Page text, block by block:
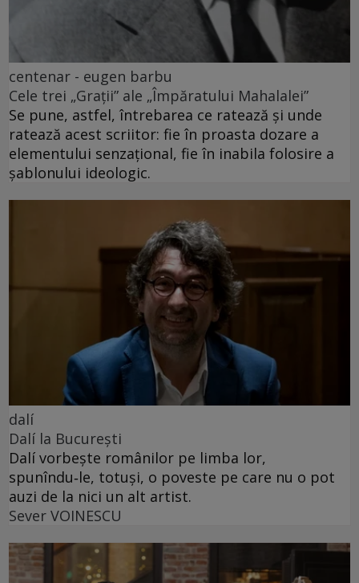
centenar - eugen barbu
Cele trei „Grații” ale „Împăratului Mahalalei”
Se pune, astfel, întrebarea ce ratează și unde
ratează acest scriitor: fie în proasta dozare a
elementului senzațional, fie în inabila folosire a
șablonului ideologic.
dalí
Dalí la București
Dalí vorbește românilor pe limba lor,
spunîndu‑le, totuși, o poveste pe care nu o pot
auzi de la nici un alt artist.
Sever VOINESCU